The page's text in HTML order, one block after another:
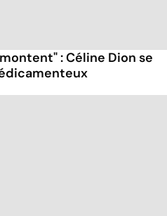
: Céline Dion se